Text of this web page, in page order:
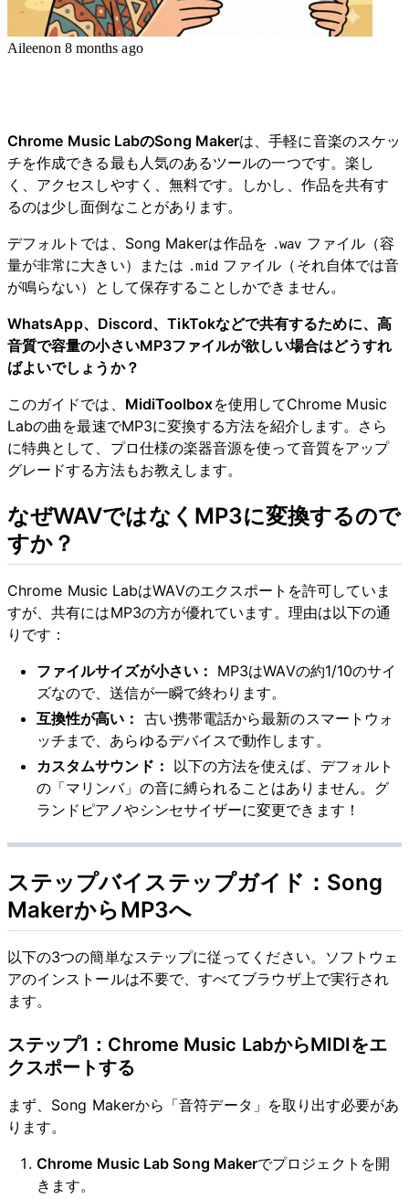
Aileenon 8 months ago
Chrome Music LabのSong Makerは、手軽に音楽のスケッ
チを作成できる最も人気のあるツールの一つです。楽し
く、アクセスしやすく、無料です。しかし、作品を共有す
るのは少し面倒なことがあります。
デフォルトでは、Song Makerは作品を .wav ファイル（容
量が非常に大きい）または .mid ファイル（それ自体では音
が鳴らない）として保存することしかできません。
WhatsApp、Discord、TikTokなどで共有するために、高
音質で容量の小さいMP3ファイルが欲しい場合はどうすれ
ばよいでしょうか？
このガイドでは、 MidiToolboxを使用してChrome Music
Labの曲を最速でMP3に変換する方法を紹介します。さら
に特典として、プロ仕様の楽器音源を使って音質をアップ
グレードする方法もお教えします。
なぜWAVではなくMP3に変換するので
すか？
Chrome Music LabはWAVのエクスポートを許可していま
すが、共有にはMP3の方が優れています。理由は以下の通
りです：
ファイルサイズが小さい： MP3はWAVの約1/10のサイ
ズなので、送信が一瞬で終わります。
互換性が高い： 古い携帯電話から最新のスマートウォ
ッチまで、あらゆるデバイスで動作します。
カスタムサウンド： 以下の方法を使えば、デフォルト
の「マリンバ」の音に縛られることはありません。グ
ランドピアノやシンセサイザーに変更できます！
ステップバイステップガイド：Song
MakerからMP3へ
以下の3つの簡単なステップに従ってください。ソフトウェ
アのインストールは不要で、すべてブラウザ上で実行され
ます。
ステップ1：Chrome Music LabからMIDIをエ
クスポートする
まず、Song Makerから「音符データ」を取り出す必要があ
ります。
Chrome Music Lab Song Makerでプロジェクトを開
きます。